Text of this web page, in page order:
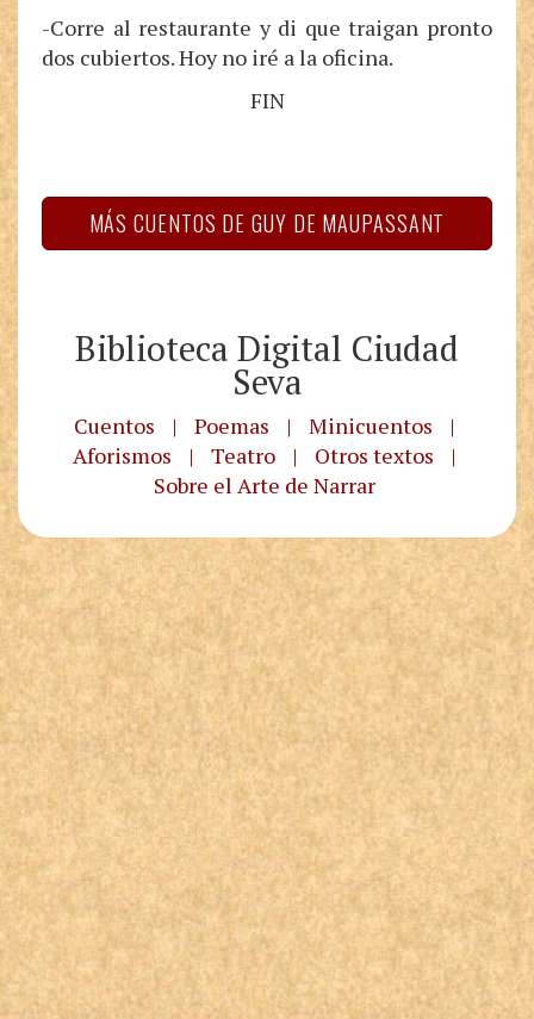
-Corre al restaurante y di que traigan pronto
dos cubiertos. Hoy no iré a la oficina.
FIN
MÁS CUENTOS DE GUY DE MAUPASSANT
Biblioteca Digital Ciudad
Seva
Cuentos | Poemas | Minicuentos
|
Aforismos
| Teatro | Otros textos
|
Sobre el Arte de Narrar